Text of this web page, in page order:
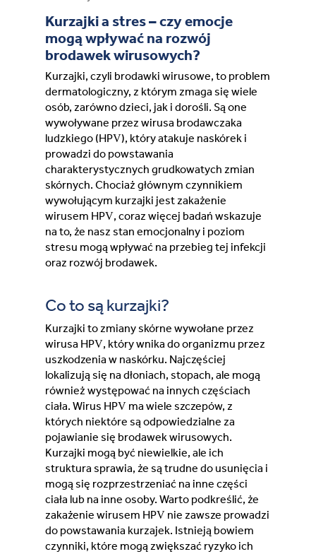
Kurzajki a stres – czy emocje
mogą wpływać na rozwój
brodawek wirusowych?
Kurzajki, czyli brodawki wirusowe, to problem
dermatologiczny, z którym zmaga się wiele
osób, zarówno dzieci, jak i dorośli. Są one
wywoływane przez wirusa brodawczaka
ludzkiego (HPV), który atakuje naskórek i
prowadzi do powstawania
charakterystycznych grudkowatych zmian
skórnych. Chociaż głównym czynnikiem
wywołującym kurzajki jest zakażenie
wirusem HPV, coraz więcej badań wskazuje
na to, że nasz stan emocjonalny i poziom
stresu mogą wpływać na przebieg tej infekcji
oraz rozwój brodawek.
Co to są kurzajki?
Kurzajki to zmiany skórne wywołane przez
wirusa HPV, który wnika do organizmu przez
uszkodzenia w naskórku. Najczęściej
lokalizują się na dłoniach, stopach, ale mogą
również występować na innych częściach
ciała. Wirus HPV ma wiele szczepów, z
których niektóre są odpowiedzialne za
pojawianie się brodawek wirusowych.
Kurzajki mogą być niewielkie, ale ich
struktura sprawia, że są trudne do usunięcia i
mogą się rozprzestrzeniać na inne części
ciała lub na inne osoby. Warto podkreślić, że
zakażenie wirusem HPV nie zawsze prowadzi
do powstawania kurzajek. Istnieją bowiem
czynniki, które mogą zwiększać ryzyko ich
France (French)
Finland (Finnish)
Hong Kong (Chinese)
India (Hindi)
Ireland (Irish)
Italy (Italian)
Kuwait (Arabic)
Latvia (Latvian)
Lithuania (Lithuanian)
Moldova (Moldovan)
Morocco (French)
Poland (Polish)
Portugal (Portuguese)
Serbia (Serbian)
Slovenia (Slovene)